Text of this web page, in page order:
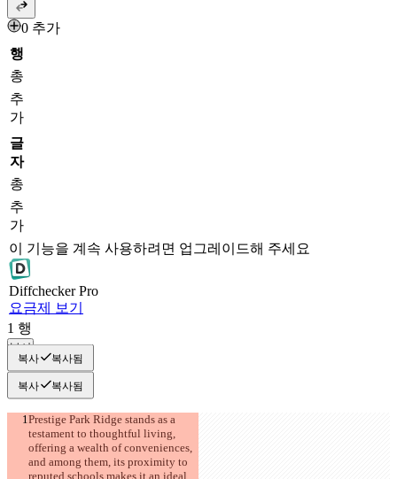
0 추가
행
총
추
가
글
자
총
추
가
이 기능을 계속 사용하려면 업그레이드해 주세요
DiffcheckerPro
요금제 보기
1 행
복사
복사 복사됨
복사 복사됨
Prestige Park Ridge stands as a
testament to thoughtful living,
offering a wealth of conveniences,
and among them, its proximity to
reputed schools makes it an ideal
저장된 비교 결과